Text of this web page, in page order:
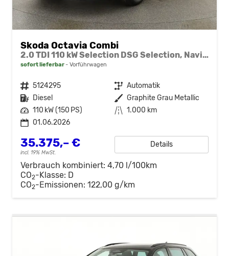
Skoda Octavia Combi
2.0 TDI 110 kW Selection DSG Selection, Navi, Pano, AHK, Teilleder, 5-J Garantie
sofort lieferbar Vorführwagen
Fahrzeugnr. 5124295 Getriebe Automatik
Kraftstoff Diesel Außenfarbe Graphite Grau Metallic
Leistung 110 kW (150 PS) Kilometerstand 1.000 km
01.06.2026
35.375,– €
incl. 19% MwSt.
Details
Verbrauch kombiniert: 4,70 l/100km
CO2-Klasse: D
CO2-Emissionen: 122,00 g/km